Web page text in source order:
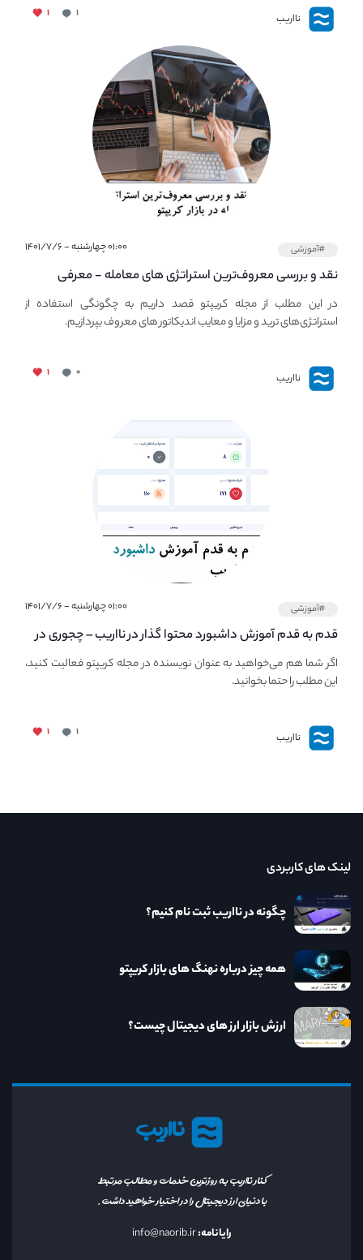
نااریب ۱ ۱
#آموزشی ۰۱:۰۰ چهارشنبه - ۱۴۰۱/۷/۶
نقد و بررسی معروف‌ترین استراتژی های معامله - معرفی
استراتژی های مهم ترید در بازار کریپتو
در این مطلب از مجله کریپتو قصد داریم به چگونگی استفاده از
استراتژی‌های ترید و مزایا و معایب اندیکاتور های معروف بپردازیم.
نااریب ۰ ۱
#آموزشی ۰۱:۰۰ چهارشنبه - ۱۴۰۱/۷/۶
قدم به قدم آموزش داشبورد محتوا گذار در نااریب – چجوری در
نااریب محتوا بگذاریم؟
اگر شما هم می‌خواهید به عنوان نویسنده در مجله کریپتو فعالیت کنید،
این مطلب را حتما بخوانید.
نااریب ۱ ۱
نااریب
کنار نااریب به روزترین خدمات و مطالب مرتبط
با دنیای ارز دیجیتال را در اختیار خواهید داشت.
رایانامه:info@naorib.ir
لینک های کاربردی
چگونه در نااریب ثبت نام کنیم؟
همه چیز درباره نهنگ های بازار کریپتو
ارزش بازار ارز های دیجیتال چیست؟